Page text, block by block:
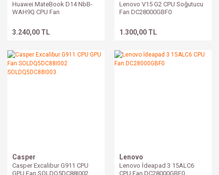
Huawei MateBook D14 NbB-
WAH9Q CPU Fan
3.240,00 TL
Lenovo V15 G2 CPU Soğutucu
Fan DC28000GBF0
1.300,00 TL
Casper
Casper Excalibur G911 CPU
GPU Fan SOLDQ5DC88I002
Lenovo
Lenovo İdeapad 3 15ALC6
CPU Fan DC28000GBF0